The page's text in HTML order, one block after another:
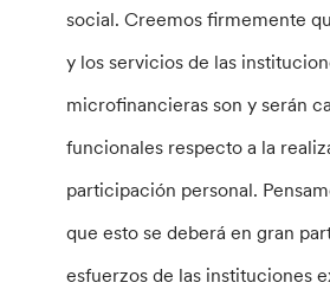
social. Creemos firmemente
y los servicios de las
microfinancieras son y serán
funcionales respecto a la
participación personal.
que esto se deberá en gran
esfuerzos de las instituciones